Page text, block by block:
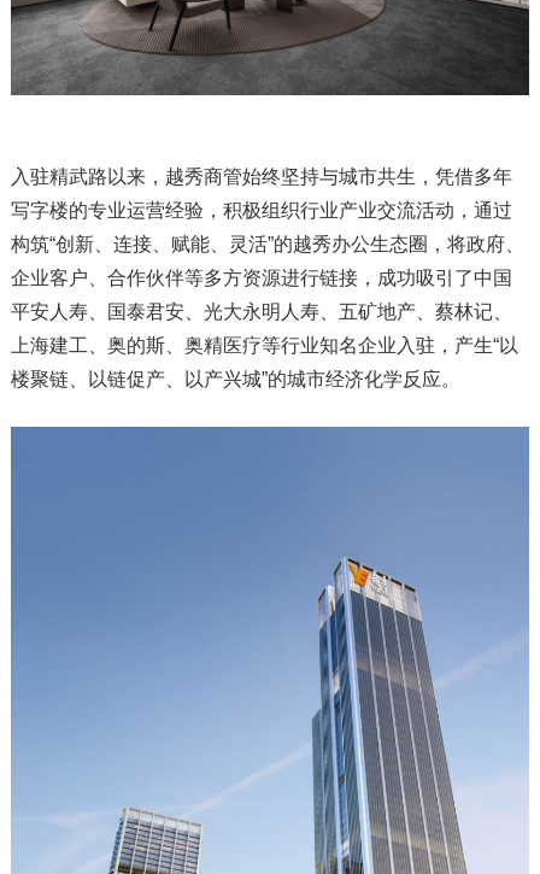
入驻精武路以来，越秀商管始终坚持与城市共生，凭借多年
写字楼的专业运营经验，积极组织行业产业交流活动，通过
构筑“创新、连接、赋能、灵活”的越秀办公生态圈，将政府、
企业客户、合作伙伴等多方资源进行链接，成功吸引了中国
平安人寿、国泰君安、光大永明人寿、五矿地产、蔡林记、
上海建工、奥的斯、奥精医疗等行业知名企业入驻，产生“以
楼聚链、以链促产、以产兴城”的城市经济化学反应。